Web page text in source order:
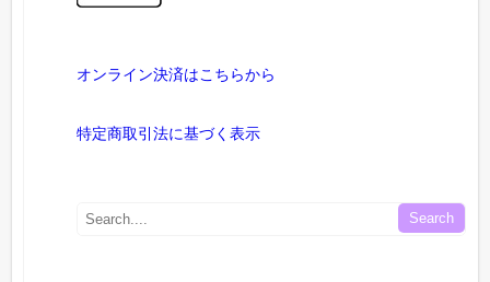
オンライン決済はこちらから
特定商取引法に基づく表示